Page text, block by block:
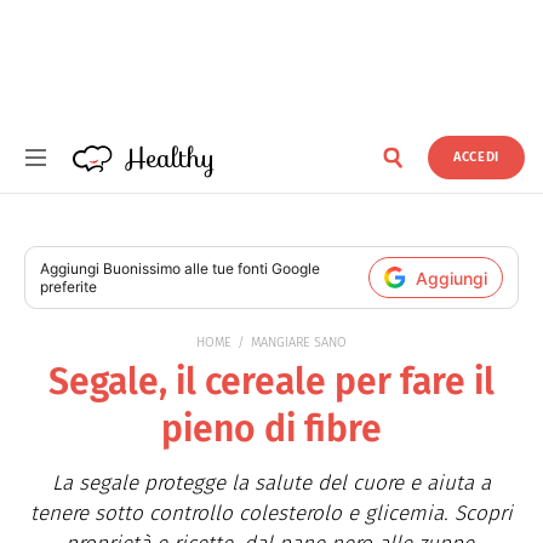
Healthy
Healthy ACCEDI
Aggiungi Buonissimo alle tue fonti Google
preferite
Aggiungi
HOME MANGIARE SANO
Segale, il cereale per fare il
pieno di fibre
La segale protegge la salute del cuore e aiuta a
tenere sotto controllo colesterolo e glicemia. Scopri